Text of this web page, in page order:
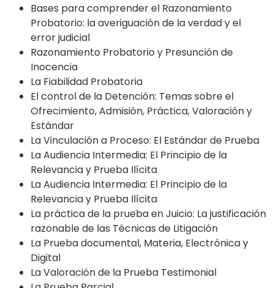
Bases para comprender el Razonamiento
Probatorio: la averiguación de la verdad y el
error judicial
Razonamiento Probatorio y Presunción de
Inocencia
La Fiabilidad Probatoria
El control de la Detención: Temas sobre el
Ofrecimiento, Admisión, Práctica, Valoración y
Estándar
La Vinculación a Proceso: El Estándar de Prueba
La Audiencia Intermedia: El Principio de la
Relevancia y Prueba Ilícita
La Audiencia Intermedia: El Principio de la
Relevancia y Prueba Ilícita
La práctica de la prueba en Juicio: La justificación
razonable de las Técnicas de Litigación
La Prueba documental, Materia, Electrónica y
Digital
La Valoración de la Prueba Testimonial